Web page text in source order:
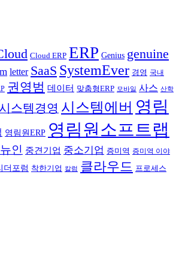
Cloud ERP ERP Genius genuine
letter SaaS SystemEver 경영 국내
권영범 데이터 맞춤형ERP 모바일 사스 산학
시스템경영 시스템에버 영림
영림원ERP 영림원소프트랩
인 중견기업 중소기업 증미역 증미역 이야
더포럼 착한기업 칼럼 클라우드 프로세스